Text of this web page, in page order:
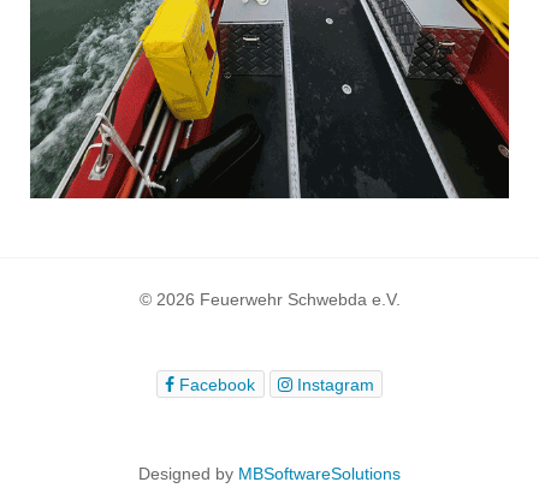
© 2026 Feuerwehr Schwebda e.V.
Facebook Instagram
Designed by MBSoftwareSolutions